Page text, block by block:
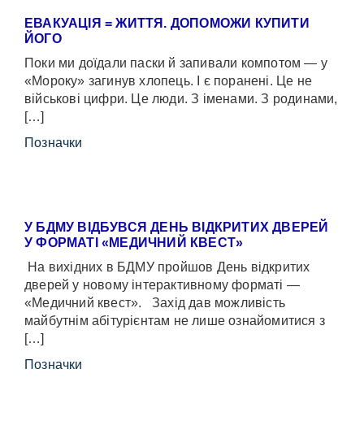
ЕВАКУАЦІЯ = ЖИТТЯ. ДОПОМОЖИ КУПИТИ
ЙОГО
Поки ми доїдали паски й запивали компотом — у
«Мороку» загинув хлопець. І є поранені. Це не
військові цифри. Це люди. З іменами. З родинами,
[…]
Позначки
У БДМУ ВІДБУВСЯ ДЕНЬ ВІДКРИТИХ ДВЕРЕЙ
У ФОРМАТІ «МЕДИЧНИЙ КВЕСТ»
На вихідних в БДМУ пройшов День відкритих
дверей у новому інтерактивному форматі —
«Медичний квест». Захід дав можливість
майбутнім абітурієнтам не лише ознайомитися з
[…]
Позначки